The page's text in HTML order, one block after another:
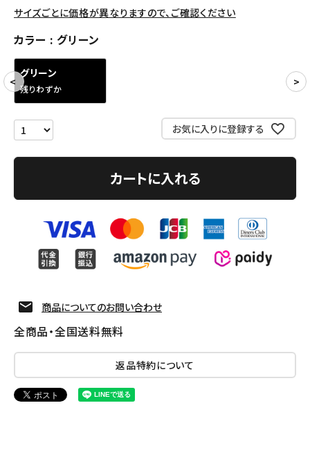
COLLABORATION BRAND
SEASON
CONTENTS
ACCOUNT MENU
ようこそ ゲスト 様
person
Follow us
サイズごとに価格が異なりますので、ご確認ください
カラー グリーン
グリーン
残りわずか
お気に入りに登録する
カートに入れる
商品についてのお問い合わせ
全商品・全国送料無料
返品特約について